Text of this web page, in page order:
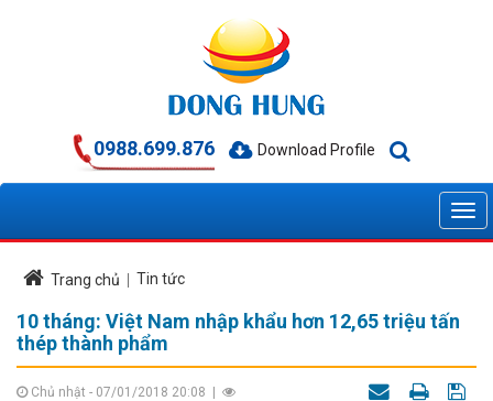
0988.699.876 Download Profile
Trang chủ Tin tức
10 tháng: Việt Nam nhập khẩu hơn 12,65 triệu tấn
thép thành phẩm
Chủ nhật - 07/01/2018 20:08